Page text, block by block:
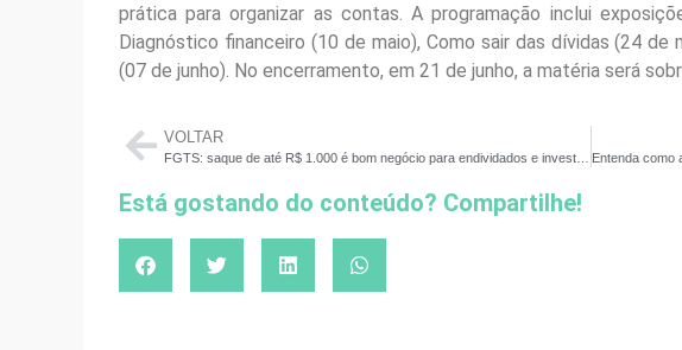
prática para organizar as contas. A programação inclui
Diagnóstico financeiro (10 de maio), Como sair das dívidas (24
(07 de junho). No encerramento, em 21 de junho, a matéria será
VOLTAR
FGTS: saque de até R$ 1.000 é bom negócio para endividados e investidores
Está gostando do conteúdo? Compartilhe!